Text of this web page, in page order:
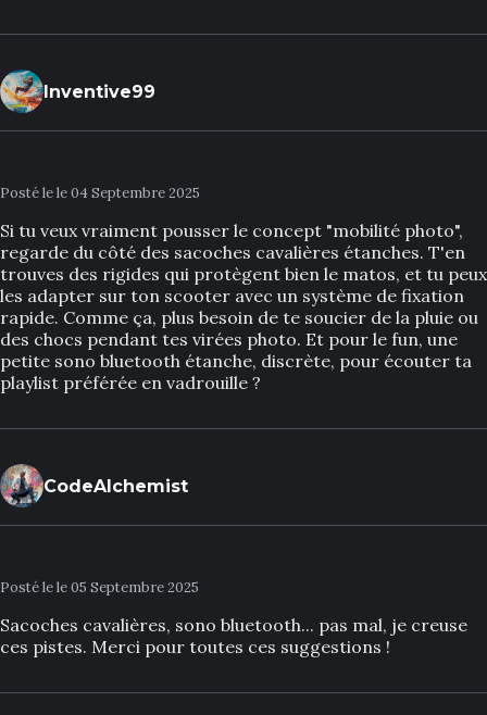
Inventive99
Posté le le 04 Septembre 2025
Si tu veux vraiment pousser le concept "mobilité photo",
regarde du côté des sacoches cavalières étanches. T'en
trouves des rigides qui protègent bien le matos, et tu peux
les adapter sur ton scooter avec un système de fixation
rapide. Comme ça, plus besoin de te soucier de la pluie ou
des chocs pendant tes virées photo. Et pour le fun, une
petite sono bluetooth étanche, discrète, pour écouter ta
playlist préférée en vadrouille ?
CodeAlchemist
Posté le le 05 Septembre 2025
Sacoches cavalières, sono bluetooth... pas mal, je creuse
ces pistes. Merci pour toutes ces suggestions !